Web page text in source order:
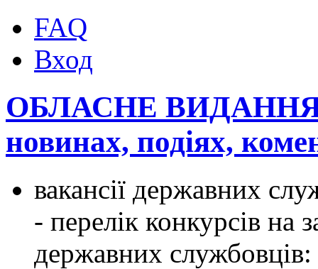
FAQ
Вход
ОБЛАСНЕ
новинах, подіях,
вакансії державних
- перелік конкурсів на
державних службовців: